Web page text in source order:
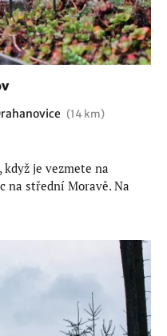
(14 km)
je vezmete na
na střední Moravě. Na